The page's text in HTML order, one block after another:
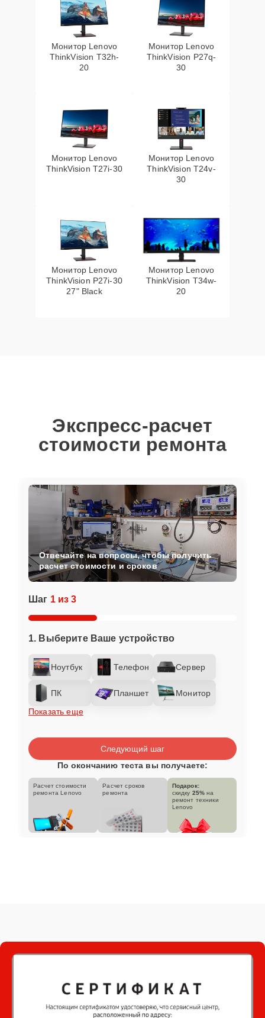
Монитор Lenovo
ThinkVision T32h-
20
Монитор Lenovo
ThinkVision P27q-
30
Монитор Lenovo
ThinkVision T27i-30
Монитор Lenovo
ThinkVision T24v-
30
Монитор Lenovo
ThinkVision P27i-30
27" Black
Монитор Lenovo
ThinkVision T34w-
20
Экспресс-расчет
стоимости ремонта
Шаг 1 из 3
1. Выберите Ваше устройство
Ноутбук Телефон Сервер
ПК Планшет
Монитор
Показать еще
Отвечайте на вопросы, чтобы получить
расчет стоимости и сроков
Следующий шаг
По окончанию теста вы получаете:
Расчет стоимости
ремонта Lenovo
Расчет сроков
ремонта
Подарок:
скидку 25% на
ремонт техники
Lenovo